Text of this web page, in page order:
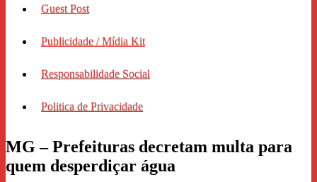
Guest Post
Publicidade / Mídia Kit
Responsabilidade Social
Politica de Privacidade
MG – Prefeituras decretam multa para
quem desperdiçar água